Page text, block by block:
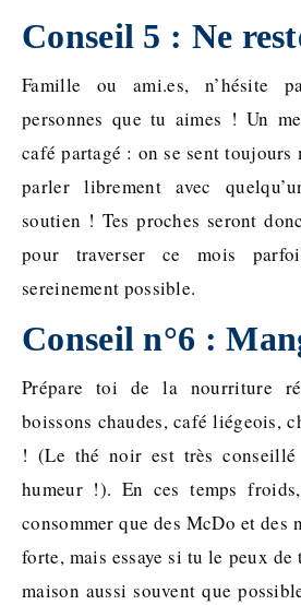
Conseil 5 : Ne
Famille ou ami.es, n’hésite
personnes que tu aimes ! Un
café partagé : on se sent toujours
parler librement avec
soutien ! Tes proches seront
pour traverser ce mois
sereinement possible.
Conseil n°6 :
Prépare toi de la nourriture
boissons chaudes, café liégeois,
! (Le thé noir est très conseillé
humeur !). En ces temps
consommer que des McDo et des
forte, mais essaye si tu le peux de
maison aussi souvent que